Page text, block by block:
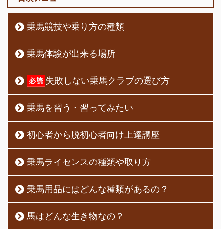
乗馬競技や乗り方の種類
乗馬体験が出来る場所
失敗しない乗馬クラブの選び方
乗馬を習う・習ってみたい
初心者から脱初心者向け上達講座
乗馬ライセンスの種類や取り方
乗馬用品にはどんな種類があるの？
馬はどんな生き物なの？